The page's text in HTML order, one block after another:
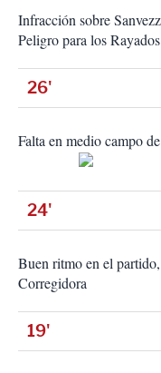
Infracción sobre
Peligro para los Rayados
26'
Falta en medio campo
24'
Buen ritmo en el
Corregidora
19'